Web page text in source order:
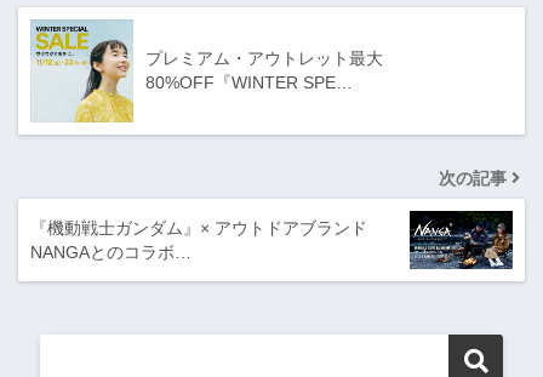
プレミアム・アウトレット最大
80%OFF『WINTER SPE…
次の記事
『機動戦士ガンダム』× アウトドアブランド
NANGAとのコラボ…